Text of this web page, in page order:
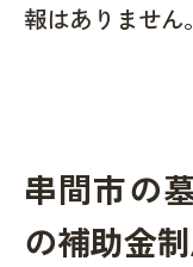
報はありません。
串間市の
の補助金